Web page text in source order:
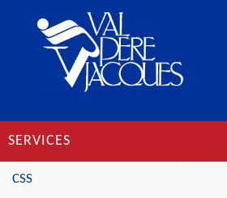
SERVICES
CSS